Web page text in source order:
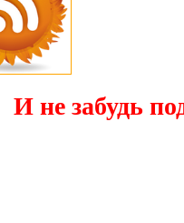
И не забудь